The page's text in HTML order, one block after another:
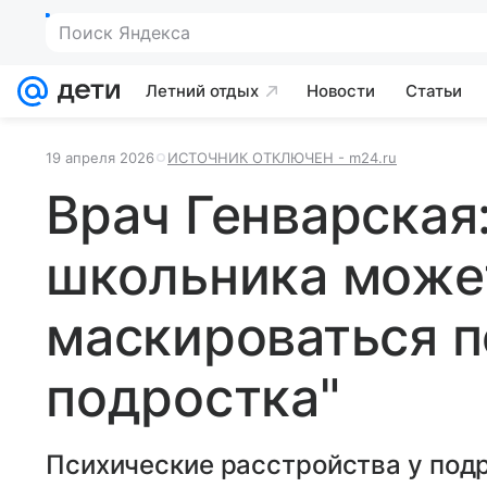
Поиск Яндекса
Летний отдых Новости Статьи
19 апреля 2026 ИСТОЧНИК ОТКЛЮЧЕН - m24.ru
Врач
школьника
маскироваться
подростка"
Психические расстройства у